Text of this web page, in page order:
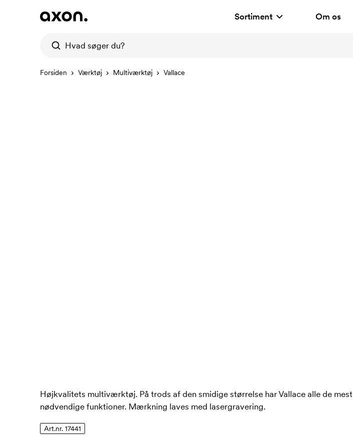
Sortiment Om os
Forsiden Værktøj Multiværktøj Vallace
Højkvalitets multiværktøj. På trods af den smidige størrelse har Vallace alle de mest
nødvendige funktioner. Mærkning laves med lasergravering.
Art.nr. 17441